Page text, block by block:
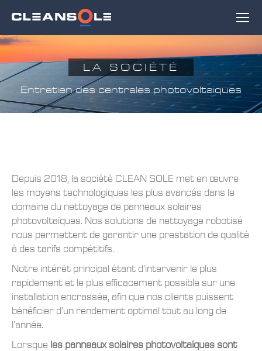
LA SOCIÉTÉ
Entretien des centrales photovoltaiques
Depuis 2018, la société CLEAN SOLE met en œuvre
les moyens technologiques les plus avancés dans le
domaine du nettoyage de panneaux solaires
photovoltaïques. Nos solutions de nettoyage robotisé
nous permettent de garantir une prestation de qualité
à des tarifs compétitifs.
Notre intérêt principal étant d’intervenir le plus
rapidement et le plus efficacement possible sur une
installation encrassée, afin que nos clients puissent
bénéficier d’un rendement optimal tout au long de
l’année.
Lorsque les panneaux solaires photovoltaïques sont